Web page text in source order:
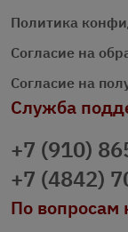
Политика
Согласие на
Согласие на
Служба
+7 (910)
+7 (4842)
По вопросам